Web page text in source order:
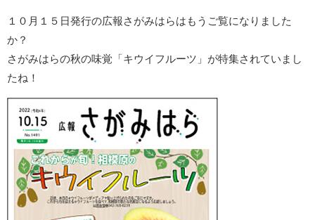
１０月１５日発行の広報さがみはらはもうご覧になりました
か？
さがみはらの秋の味覚「キウイフルーツ」が特集されていまし
たね！